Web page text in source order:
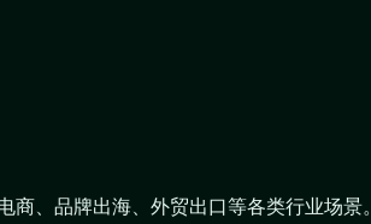
、品牌出海、外贸出口等各类行业场景。